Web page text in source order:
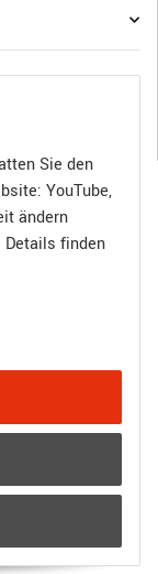
Sie den
YouTube,
ändern
Details finden